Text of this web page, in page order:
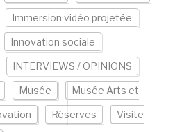
Immersion vidéo projetée
Innovation sociale
INTERVIEWS / OPINIONS
Musée Musée Arts et
Réserves Visite